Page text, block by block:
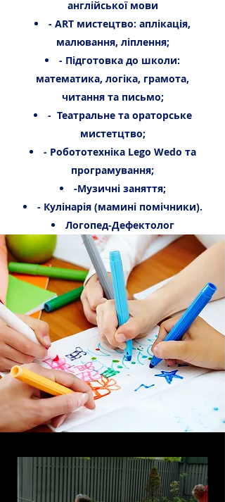
англійської мови
- АRT мистецтво: аплікація,
малювання, ліплення;
- Підготовка до школи:
математика, логіка, грамота,
читання та письмо;
- Театральне та ораторське
мистетцтво;
- Робототехніка Lego Wedo та
програмування;
-Музичні заняття;
- Кулінарія (мамині помічники).
Логопед-Дефектолог
Група продовженого дня!